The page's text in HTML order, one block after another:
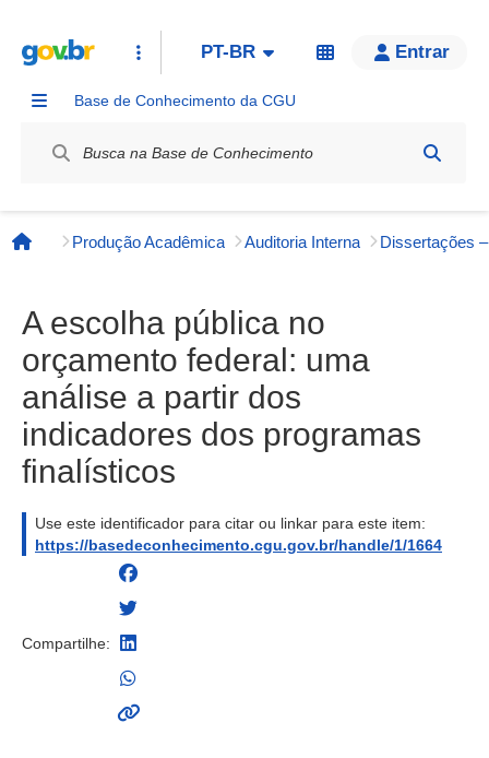
PT-BR Entrar
Base de Conhecimento da CGU
Página inicial
Produção Acadêmica Auditoria Interna
A escolha pública no
orçamento federal: uma
análise a partir dos
indicadores dos programas
finalísticos
Use este identificador para citar ou linkar para este item:
https://basedeconhecimento.cgu.gov.br/handle/1/1664
Compartilhe: